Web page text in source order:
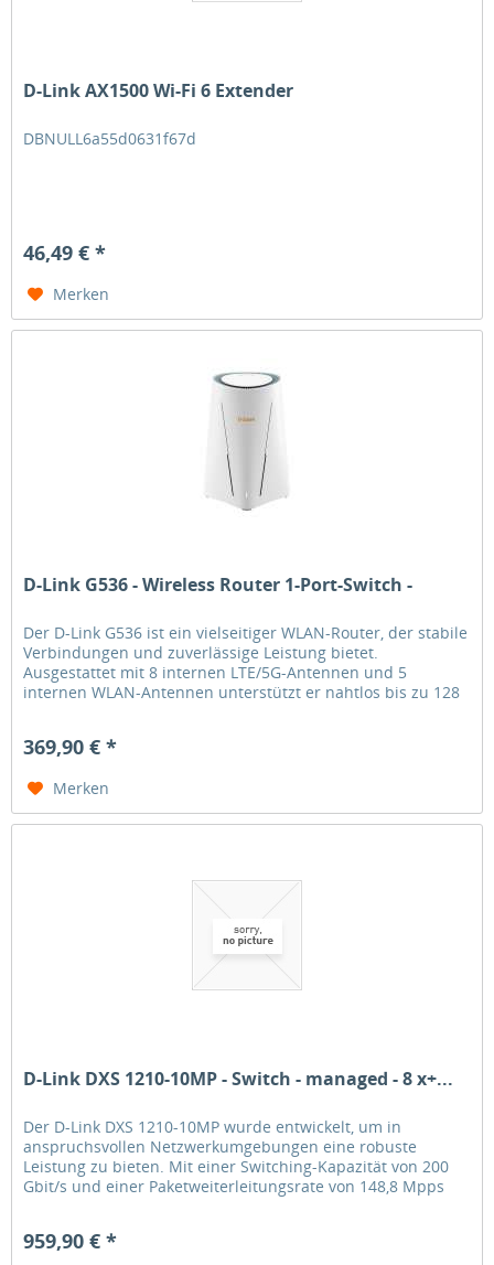
D-Link AX1500 Wi-Fi 6 Extender
DBNULL6a55d0631f67d
46,49 € *
Merken
D-Link G536 - Wireless Router 1-Port-Switch -
Der D-Link G536 ist ein vielseitiger WLAN-Router, der stabile
Verbindungen und zuverlässige Leistung bietet.
Ausgestattet mit 8 internen LTE/5G-Antennen und 5
internen WLAN-Antennen unterstützt er nahtlos bis zu 128
369,90 € *
Merken
D-Link DXS 1210-10MP - Switch - managed - 8 x+...
Der D-Link DXS 1210-10MP wurde entwickelt, um in
anspruchsvollen Netzwerkumgebungen eine robuste
Leistung zu bieten. Mit einer Switching-Kapazität von 200
Gbit/s und einer Paketweiterleitungsrate von 148,8 Mpps
959,90 € *